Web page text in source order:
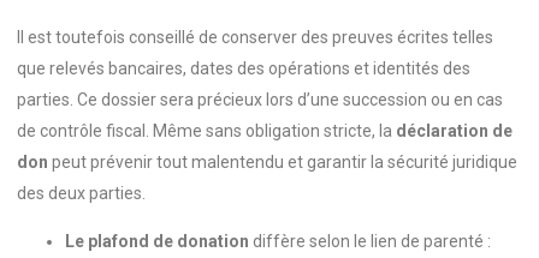
Il est toutefois conseillé de conserver des preuves écrites telles
que relevés bancaires, dates des opérations et identités des
parties. Ce dossier sera précieux lors d’une succession ou en cas
de contrôle fiscal. Même sans obligation stricte, la déclaration de
don peut prévenir tout malentendu et garantir la sécurité juridique
des deux parties.
Le plafond de donation diffère selon le lien de parenté :